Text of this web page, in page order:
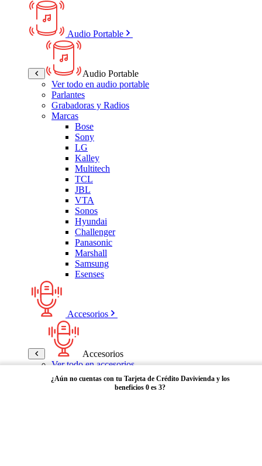
Audio Portable
Audio Portable
Ver todo en audio portable
Parlantes
Grabadoras y Radios
Marcas
Bose
Sony
LG
Kalley
Multitech
TCL
JBL
VTA
Sonos
Hyundai
Challenger
Panasonic
Marshall
Samsung
Esenses
Accesorios
Accesorios
Ver todo en accesorios
Micrófonos
Bases
¿Aún no cuentas con tu Tarjeta de Crédito Davivienda y los
beneficios 0 es 3?